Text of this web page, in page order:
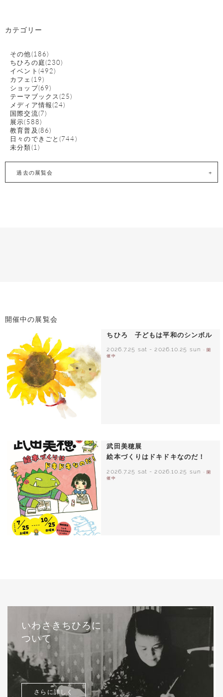
カテゴリー
その他(186)
ちひろの庭(230)
イベント(492)
カフェ(19)
ショップ(69)
テーマブックス(25)
メディア情報(24)
国際交流(7)
展示(588)
教育普及(86)
日々のできごと(744)
未分類(1)
過去の展覧会
開催中の展覧会
ちひろ 子どもは平和のシンボル
2026.7.25 sat -2026.10.25 sun
- 開
催中
武田美穂展
絵本づくりはドキドキなのだ！
2026.7.25 sat - 2026.10.25 sun
- 開
催中
いわさきちひろに
ついて
さらに詳しく